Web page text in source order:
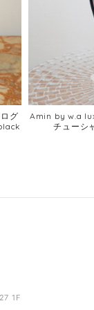
グ
Amin by w.a
チューシ
1F